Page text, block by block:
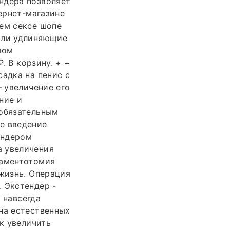
магазине
сексе шопе
удлиняющие
В корзину. + −
на пенис с
его
и
введение
Операция
Экстендер -
естественных
увеличить